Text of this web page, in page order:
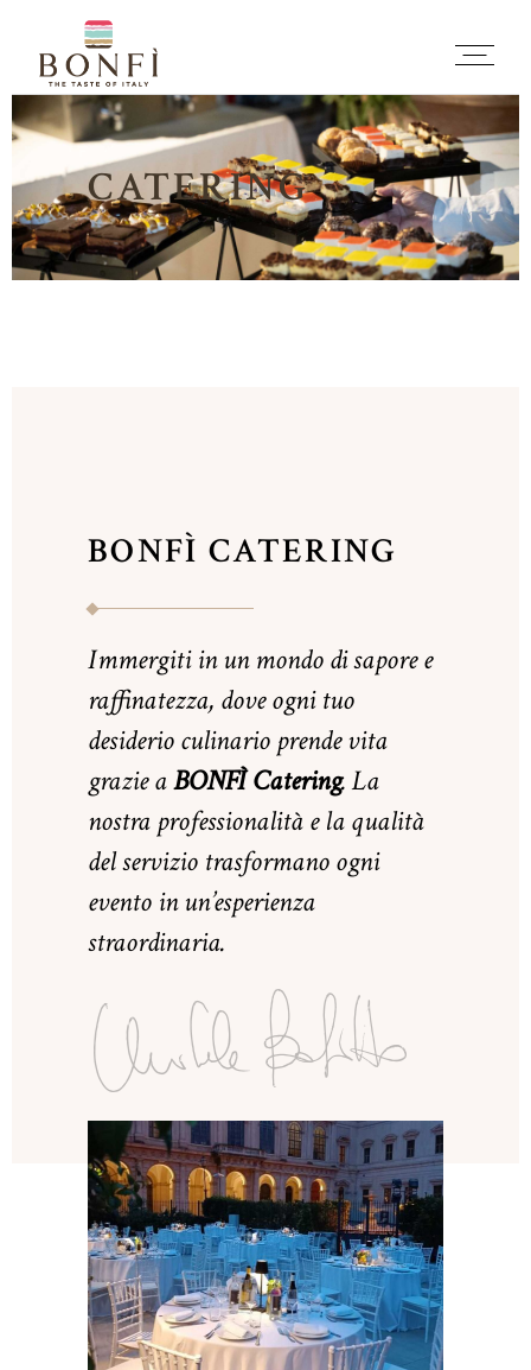
CATERING
BONFÌ CATERING
Immergiti in un mondo di sapore e
raffinatezza, dove ogni tuo
desiderio culinario prende vita
grazie aBONFÌ Catering. La
nostra professionalità e la qualità
del servizio trasformano ogni
evento in un’esperienza
straordinaria.